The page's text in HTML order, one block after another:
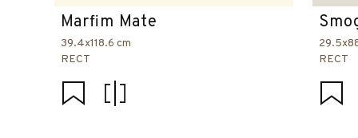
Marfim Mate
39.4x118.6 cm
RECT
RECT